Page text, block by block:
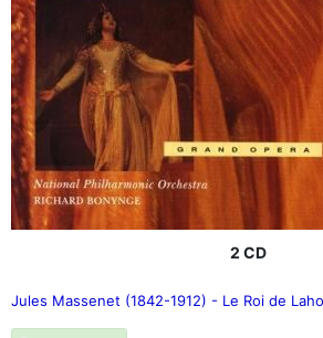
2 CD
Jules Massenet (1842-1912) - Le Roi de